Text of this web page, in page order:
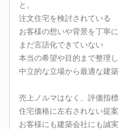
と。
注文住宅を検討されている
お客様の想いや背景を丁寧に
まだ言語化できていない
本当の希望や目的まで整理し
中立的な立場から最適な建築
売上ノルマはなく、評価指標
住宅価格に左右されない提案
お客様にも建築会社にも誠